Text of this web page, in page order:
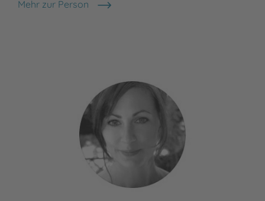
Mehr zur Person
Sabine Praml